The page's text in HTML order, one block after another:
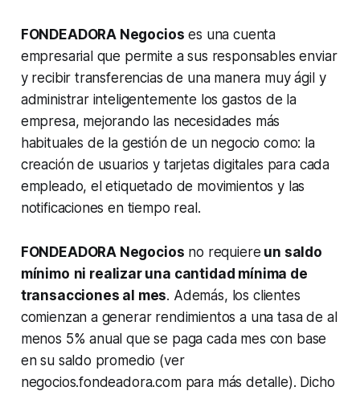
FONDEADORA Negocios es una cuenta
empresarial que permite a sus responsables enviar
y recibir transferencias de una manera muy ágil y
administrar inteligentemente los gastos de la
empresa, mejorando las necesidades más
habituales de la gestión de un negocio como: la
creación de usuarios y tarjetas digitales para cada
empleado, el etiquetado de movimientos y las
notificaciones en tiempo real.
FONDEADORA Negocios no requiere un saldo
mínimo ni realizar una cantidad mínima de
transacciones al mes. Además, los clientes
comienzan a generar rendimientos a una tasa de al
menos 5% anual que se paga cada mes con base
en su saldo promedio (ver
negocios.fondeadora.com para más detalle). Dicho